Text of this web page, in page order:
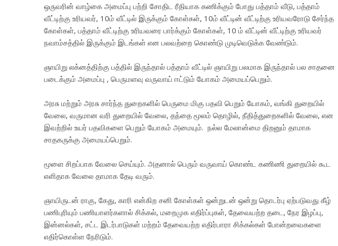
ஒருவரின் வாழ்கை அமைப்பு பற்றி சோதிட ரீதியாக கணிக்கும் போது பத்தாம் வீடு, பத்தாம்
வீட்டிற்கு உரியவர், 10ம் வீட்டில் இருக்கும் கோள்கள், 10ம் வீட்டின் வீட்டிற்கு உரியவரோடு சேர்ந்த
கோள்கள், பத்தாம் வீட்டிற்கு உரியவரை பார்க்கும் கோள்கள், 10 ம் வீட்டின் வீட்டிற்கு உரியவர்
நவாம்சத்தில் இருக்கும் இடங்கள் என பலவற்றை கொண்டு முடிவெடுக்க வேண்டும்.
ஞாயிறு லக்னத்திற்கு பத்தில் இருந்தால் பத்தாம் வீட்டில் ஞாயிறு பலமாக இருந்தால் பல சாதனை
படைக்கும் அமைப்பு , பெருமளவு வருவாய் ஈட்டும் யோகம் அமையப்பெறும்.
அரசு மற்றும் அரசு சார்ந்த துறைகளில் பெருமை மிகு பதவி பெறும் யோகம், வங்கி துறையில்
வேலை, வருமான வரி துறையில் வேலை, தந்தை மூலம் தொழில், நீதித்துறைகளில் வேலை, என
இவற்றில் உயர் பதவிகளை பெறும் யோகம் அமையும். நல்ல மேலான்மை திறனும் தாமாக
சாதகருக்கு அமையப்பெறும்.
மூளை சிறப்பாக வேலை செய்யும். அதனால் பெரும் வருவாய் கொண்ட கணிணி துறையில் கூட
எளிதாக வேலை தாமாக தேடி வரும்.
ஞாயிருடன் ராகு, கேது, காரி என்கிற சனி கோள்கள் ஒன்றுடன் ஒன்று தொடர்பு ஏற்படுவது கீழ்
பணிபுரியும் பணியாளர்களால் சிக்கல், மறைமுக எதிர்ப்புகள், தேவையற்ற தடை, நேர இழப்பு,
இன்னல்கள், சட்ட இடர்பாடுகள் மற்றம் தேவையற்ற எதிர்பாரா சிக்கல்கள் போன்றவைகளை
எதிர்கொள்ள நேரிடும்.